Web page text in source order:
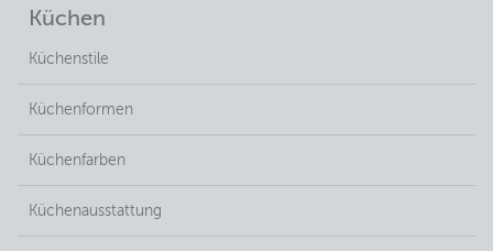
Küchen
Küchenstile
Küchenformen
Küchenfarben
Küchenausstattung